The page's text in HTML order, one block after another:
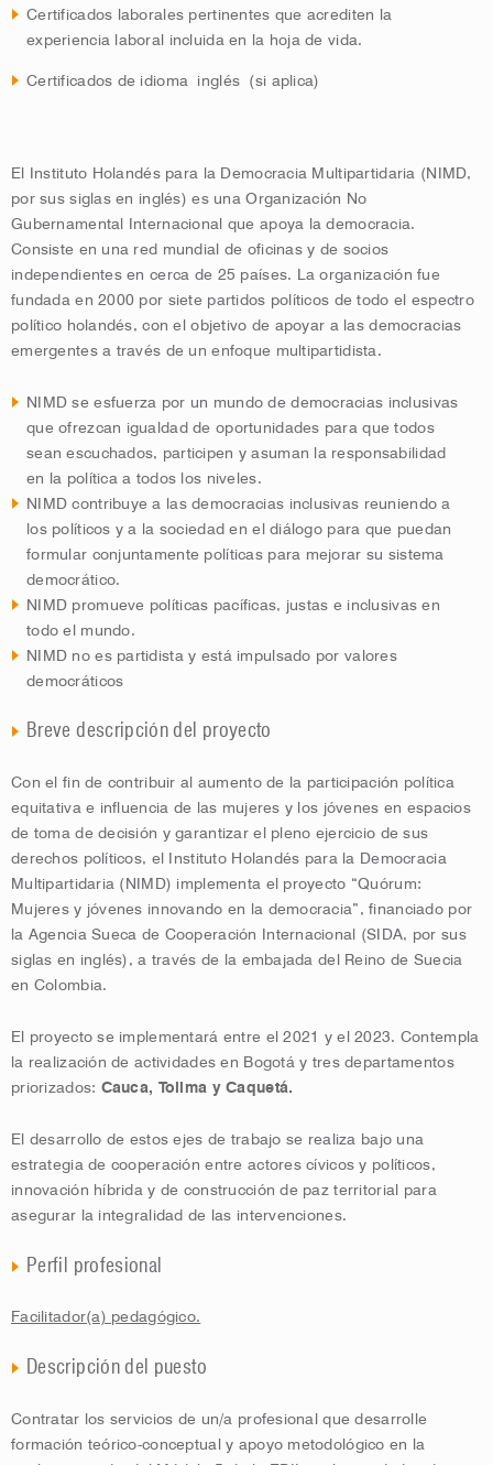
Certificados laborales pertinentes que acrediten la
experiencia laboral incluida en la hoja de vida.
Certificados de idioma inglés (si aplica)
El Instituto Holandés para la Democracia Multipartidaria (NIMD,
por sus siglas en inglés) es una Organización No
Gubernamental Internacional que apoya la democracia.
Consiste en una red mundial de oficinas y de socios
independientes en cerca de 25 países. La organización fue
fundada en 2000 por siete partidos políticos de todo el espectro
político holandés, con el objetivo de apoyar a las democracias
emergentes a través de un enfoque multipartidista.
NIMD se esfuerza por un mundo de democracias inclusivas
que ofrezcan igualdad de oportunidades para que todos
sean escuchados, participen y asuman la responsabilidad
en la política a todos los niveles.
NIMD contribuye a las democracias inclusivas reuniendo a
los políticos y a la sociedad en el diálogo para que puedan
formular conjuntamente políticas para mejorar su sistema
democrático.
NIMD promueve políticas pacíficas, justas e inclusivas en
todo el mundo.
NIMD no es partidista y está impulsado por valores
democráticos
Breve descripción del proyecto
Con el fin de contribuir al aumento de la participación política
equitativa e influencia de las mujeres y los jóvenes en espacios
de toma de decisión y garantizar el pleno ejercicio de sus
derechos políticos, el Instituto Holandés para la Democracia
Multipartidaria (NIMD) implementa el proyecto “Quórum:
Mujeres y jóvenes innovando en la democracia”, financiado por
la Agencia Sueca de Cooperación Internacional (SIDA, por sus
siglas en inglés), a través de la embajada del Reino de Suecia
en Colombia.
El proyecto se implementará entre el 2021 y el 2023. Contempla
la realización de actividades en Bogotá y tres departamentos
priorizados: Cauca, Tolima y Caquetá.
El desarrollo de estos ejes de trabajo se realiza bajo una
estrategia de cooperación entre actores cívicos y políticos,
innovación híbrida y de construcción de paz territorial para
asegurar la integralidad de las intervenciones.
Perfil profesional
Facilitador(a) pedagógico.
Descripción del puesto
Contratar los servicios de un/a profesional que desarrolle
formación teórico-conceptual y apoyo metodológico en la